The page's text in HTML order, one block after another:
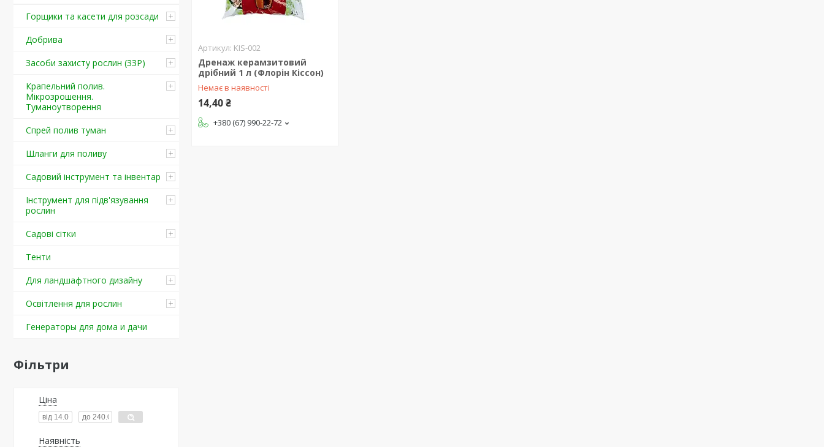
Горщики та касети для розсади
Добрива
Засоби захисту рослин (ЗЗР)
Крапельний полив.
Мікрозрошення.
Туманоутворення
Спрей полив туман
Шланги для поливу
Садовий інструмент та інвентар
Інструмент для підв'язування
рослин
Садові сітки
Тенти
Для ландшафтного дизайну
Освітлення для рослин
Генераторы для дома и дачи
Фільтри
Ціна
Наявність
KIS-002
Дренаж керамзитовий
дрібний 1 л (Флорін Кіссон)
Немає в наявності
14,40 ₴
+380 (67) 990-22-72